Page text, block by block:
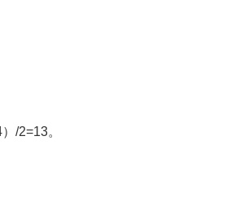
/2=13。